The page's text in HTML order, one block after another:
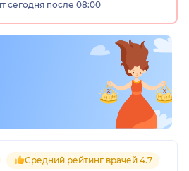
сегодня после 08:00
Средний рейтинг врачей 4.7